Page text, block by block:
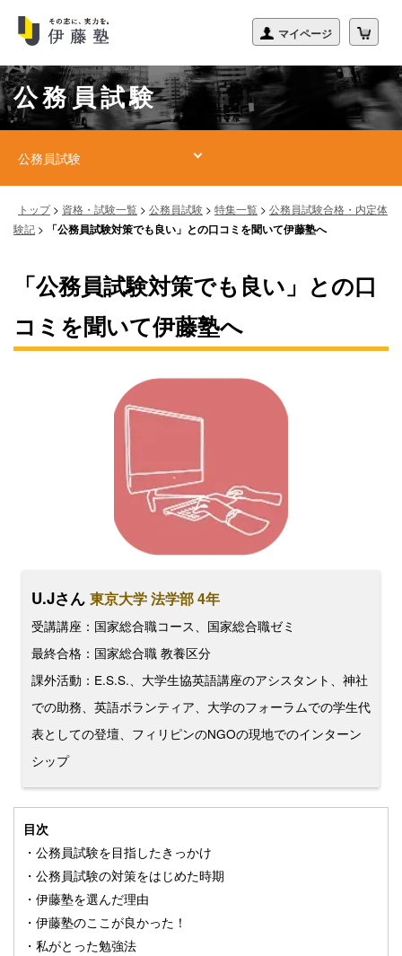
公務員試験
公務員試験
トップ> 資格・試験一覧 > 公務員試験 > 特集一覧 > 公務員試験合格・内定体
験記 > 「公務員試験対策でも良い」との口コミを聞いて伊藤塾へ
「公務員試験対策でも良い」との口
コミを聞いて伊藤塾へ
U.Jさん 東京大学 法学部 4年
受講講座：国家総合職コース、国家総合職ゼミ
最終合格：国家総合職 教養区分
課外活動：E.S.S.、大学生協英語講座のアシスタント、神社
での助務、英語ボランティア、大学のフォーラムでの学生代
表としての登壇、フィリピンのNGOの現地でのインターン
シップ
目次
・公務員試験を目指したきっかけ
・公務員試験の対策をはじめた時期
・伊藤塾を選んだ理由
・伊藤塾のここが良かった！
・私がとった勉強法